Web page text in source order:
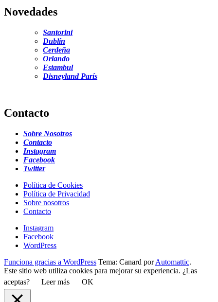
Novedades
Santorini
Dublín
Cerdeña
Orlando
Estambul
Disneyland París
Contacto
Sobre Nosotros
Contacto
Instagram
Facebook
Twitter
Política de Cookies
Política de Privacidad
Sobre nosotros
Contacto
Instagram
Facebook
WordPress
Funciona gracias a WordPress Tema: Canard porAutomattic.
Este sitio web utiliza cookies para mejorar su experiencia. ¿Las
aceptas?
Leer más OK